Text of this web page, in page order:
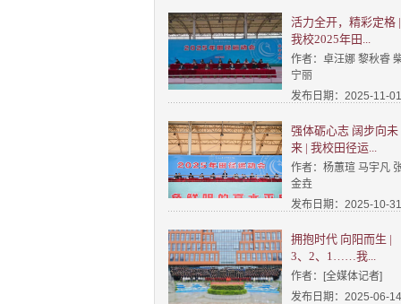
活力全开，精彩定格 |
我校2025年田...
作者：卓汪娜 黎秋睿
宁丽
发布日期：2025-11-01
强体砺心志 阔步向未
来 | 我校田径运...
作者：杨蕙瑄 马宇凡
金垚
发布日期：2025-10-31
拥抱时代 向阳而生 |
3、2、1……我...
作者：[全媒体记者]
发布日期：2025-06-14